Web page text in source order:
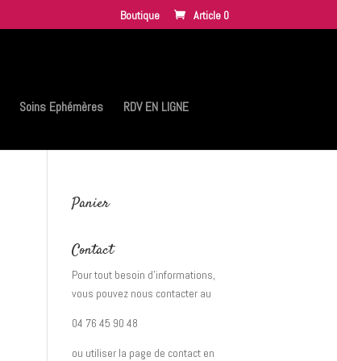
Boutique Article 0
Soins Ephémères
RDV EN LIGNE
Panier
Contact
Pour tout besoin d’informations,
vous pouvez nous contacter au
04 76 45 90 48
ou utiliser la page de contact en